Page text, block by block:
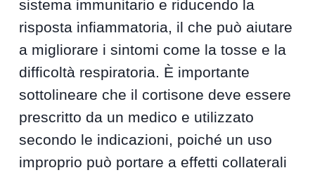
sistema immunitario e riducendo la
risposta infiammatoria, il che può aiutare
a migliorare i sintomi come la tosse e la
difficoltà respiratoria. È importante
sottolineare che il cortisone deve essere
prescritto da un medico e utilizzato
secondo le indicazioni, poiché un uso
improprio può portare a effetti collaterali